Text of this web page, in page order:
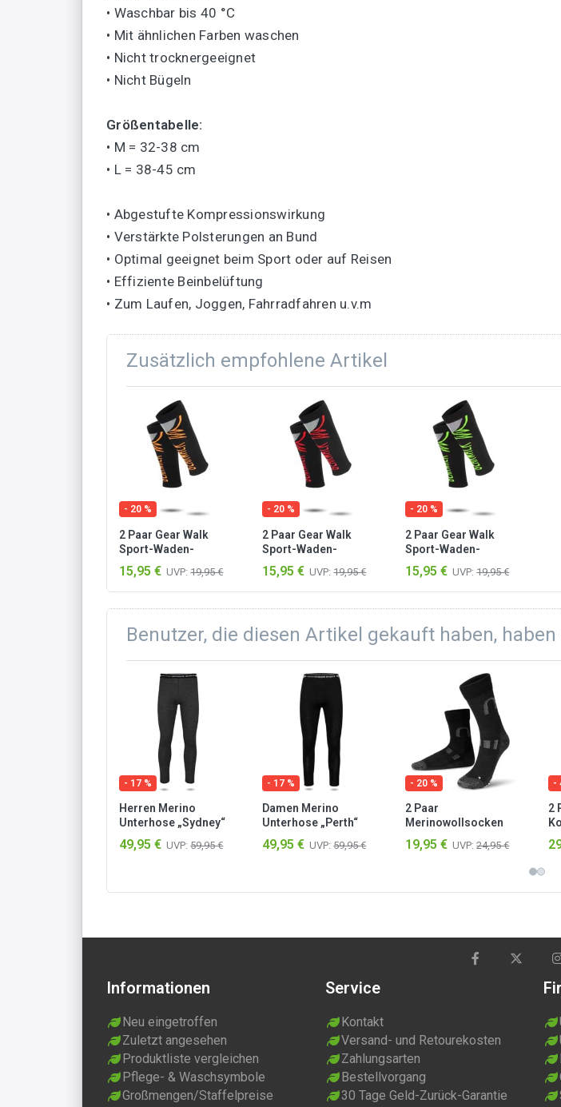
• Waschbar bis 40 °C
• Mit ähnlichen Farben waschen
• Nicht trocknergeeignet
• Nicht Bügeln
Größentabelle:
• M = 32-38 cm
• L = 38-45 cm
• Abgestufte Kompressionswirkung
• Verstärkte Polsterungen an Bund
• Optimal geeignet beim Sport oder auf Reisen
• Effiziente Beinbelüftung
• Zum Laufen, Joggen, Fahrradfahren u.v.m
Zusätzlich empfohlene Artikel
- 20 %
2 Paar Gear Walk
Sport-Waden-
Kompressionsstulpen
Orange
15,95 € UVP: 19,95 €
- 20 %
2 Paar Gear Walk
Sport-Waden-
Kompressionsstulpen
Rot
15,95 € UVP: 19,95 €
- 20 %
2 Paar Gear Walk
Sport-Waden-
Kompressionsstulpen
Grün
15,95 € UVP: 19,95 €
Benutzer, die diesen Artikel gekauft haben,
- 17 %
Herren Merino
Unterhose „Sydney“
Anthrazit
49,95 € UVP: 59,95 €
- 17 %
Damen Merino
Unterhose „Perth“
Schwarz
49,95 € UVP: 59,95 €
- 20 %
2 Paar
Merinowollsocken
Wander- und
Trekkingsocken
19,95 € UVP: 24,95 €
-
2
Informationen
Neu eingetroffen
Zuletzt angesehen
Produktliste vergleichen
Pflege- & Waschsymbole
Großmengen/Staffelpreise
Service
Kontakt
Versand- und Retourekosten
Zahlungsarten
Bestellvorgang
30 Tage Geld-Zurück-Garantie